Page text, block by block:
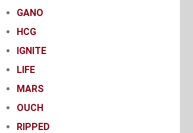
GANO
HCG
IGNITE
LIFE
MARS
OUCH
RIPPED